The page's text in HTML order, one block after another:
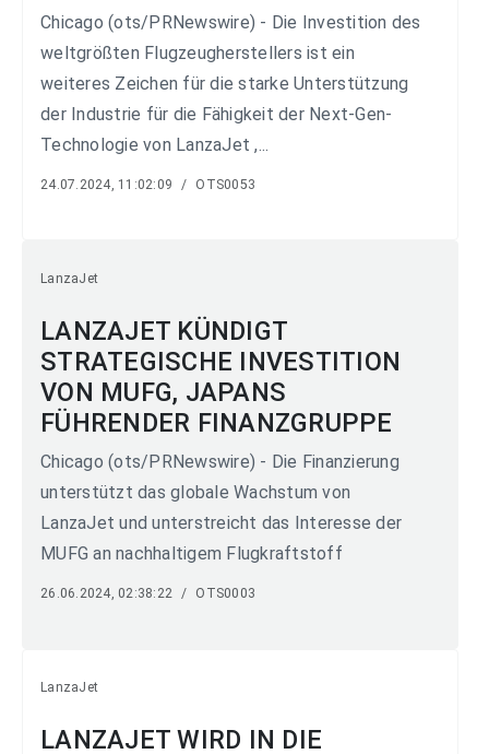
Chicago (ots/PRNewswire) - Die Investition des
weltgrößten Flugzeugherstellers ist ein
weiteres Zeichen für die starke Unterstützung
der Industrie für die Fähigkeit der Next-Gen-
Technologie von LanzaJet ,...
24.07.2024, 11:02:09 / OTS0053
LanzaJet
LANZAJET KÜNDIGT
STRATEGISCHE INVESTITION
VON MUFG, JAPANS
FÜHRENDER FINANZGRUPPE
Chicago (ots/PRNewswire) - Die Finanzierung
unterstützt das globale Wachstum von
LanzaJet und unterstreicht das Interesse der
MUFG an nachhaltigem Flugkraftstoff
26.06.2024, 02:38:22 / OTS0003
LanzaJet
LANZAJET WIRD IN DIE